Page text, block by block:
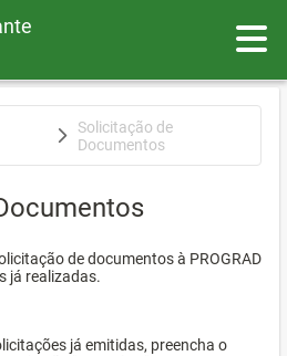
Solicitação de
Documentos
de documentos à PROGRAD
já realizadas.
já emitidas, preencha o